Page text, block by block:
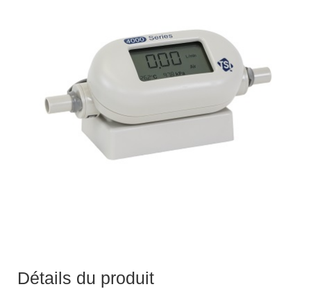
Détails du produit